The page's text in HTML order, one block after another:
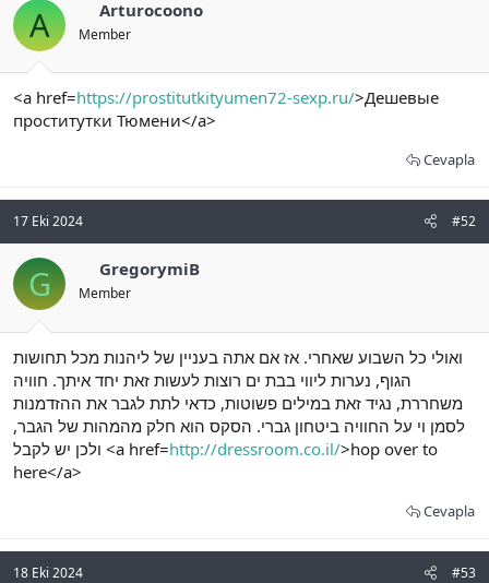
A Arturocoono
Member
<a href=https://prostitutkityumen72-sexp.ru/>Дешевые
проститутки Тюмени</a>
Cevapla
17 Eki 2024 #52
G GregorymiB
Member
ואולי כל השבוע שאחרי. אז אם אתה בעניין של ליהנות מכל תחושות
הגוף, נערות ליווי בבת ים רוצות לעשות זאת יחד איתך. חוויה
משחררת, נגיד זאת במילים פשוטות, כדאי לתת לגבר את ההזדמנות
לסמן וי על החוויה ביטחון גברי. הסקס הוא חלק מהמהות של הגבר,
ולכן יש לקבל <a href=http://dressroom.co.il/>hop over to
here</a>
Cevapla
18 Eki 2024 #53